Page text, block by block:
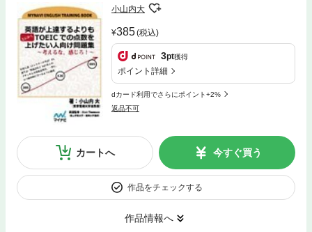
小山内大
385(税込)
3pt獲得
ポイント詳細
dカード利用でさらにポイント+2%
返品不可
カートへ 今すぐ買う
作品をチェックする
作品情報へ